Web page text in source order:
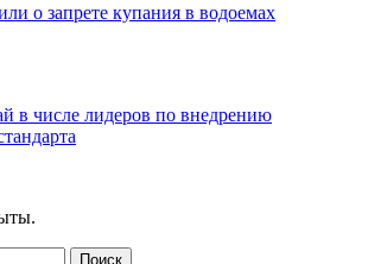
о запрете купания в водоемах
в числе лидеров по внедрению